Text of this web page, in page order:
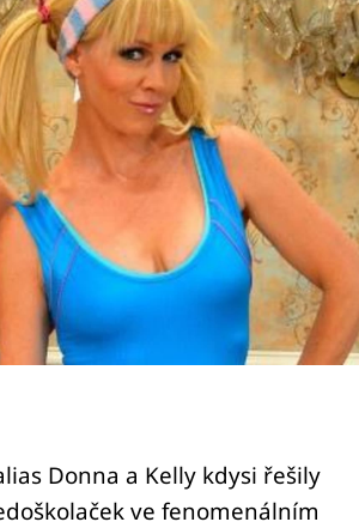
Donna a Kelly kdysi řešily
ve fenomenálním